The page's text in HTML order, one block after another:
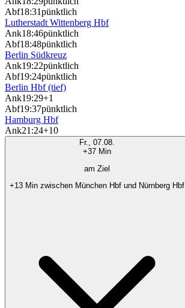
Abf18:31pünktlich
Lutherstadt Wittenberg Hbf
Ank18:46pünktlich
Abf18:48pünktlich
Berlin Südkreuz
Ank19:22pünktlich
Abf19:24pünktlich
Berlin Hbf (tief)
Ank19:29+1
Abf19:37pünktlich
Hamburg Hbf
Ank21:24+10
Fr., 07.08.
+37 Min
am Ziel
+13 Min zwischen München Hbf und Nürnberg Hbf